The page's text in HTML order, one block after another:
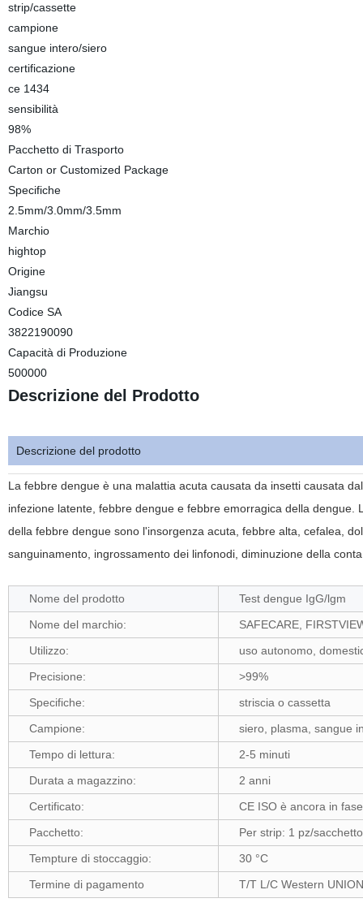
strip/cassette
campione
sangue intero/siero
certificazione
ce 1434
sensibilità
98%
Pacchetto di Trasporto
Carton or Customized Package
Specifiche
2.5mm/3.0mm/3.5mm
Marchio
hightop
Origine
Jiangsu
Codice SA
3822190090
Capacità di Produzione
500000
Descrizione del Prodotto
Descrizione del prodotto
La febbre dengue è una malattia acuta causata da insetti causata
infezione latente, febbre dengue e febbre emorragica della
della febbre dengue sono l'insorgenza acuta, febbre alta, cefalea,
sanguinamento, ingrossamento dei linfonodi, diminuzione della
Nome del prodotto
Test dengue IgG/lgm
Nome del marchio:
SAFECARE,
Utilizzo:
uso autonomo,
Precisione:
>99%
Specifiche:
striscia o cassetta
Campione:
siero, plasma, sangue
Tempo di lettura:
2-5 minuti
Durata a magazzino:
2 anni
Certificato:
CE ISO è ancora in
Pacchetto:
Per strip: 1 pz/
Tempture di stoccaggio:
30 °C
Termine di pagamento
T/T L/C Western